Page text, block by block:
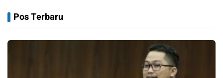
Mengandung
Provokasi
Pos Terbaru